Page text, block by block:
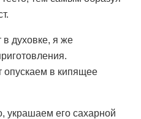
духовке, я же
в кипящее
украшаем его сахарной